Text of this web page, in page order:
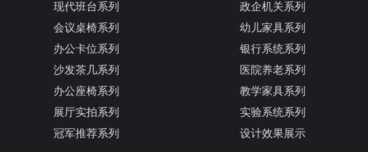
现代班台系列
会议桌椅系列
办公卡位系列
沙发茶几系列
办公座椅系列
展厅实拍系列
冠军推荐系列
政企机关系列
幼儿家具系列
银行系统系列
医院养老系列
教学家具系列
实验系统系列
设计效果展示